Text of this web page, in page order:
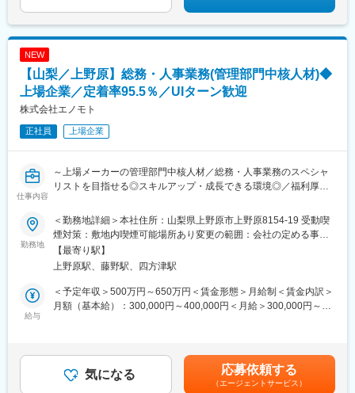
NEW
【山梨／上野原】総務・人事業務(管理部門中核人材)◆
上場企業／定着率95.5％／UIターン歓迎
株式会社エノモト
正社員 上場企業
仕事内容
～上場メーカーの管理部門中核人材／総務・人事業務のスペシャ
リストを目指せる◎スキルアップ・成長できる環境◎／福利厚
■採用背景
・従業員が安心して働ける環境づくりと、組織の持続的な成長を
支える総務・人事ポジションです。制度や運用を支えるだけでな
く、健康経営や従業員エンゲージメント向上にも携わり、会社と
従業員双方を支える役割を担います。
事務局など、従業員が働きやすい環境づくりの業務です。
・人事業務は、人事管理、給与計算、健康診断などの福利厚生面
の充実などの業務です。最近は、健康経営に注力しており、従業
勤務地
＜勤務地詳細＞本社住所：山梨県上野原市上野原8154-19 受動喫
煙対策：敷地内喫煙可能場所あり変更の範囲：会社の定める事業
所【最寄り駅】
上野原駅、藤野駅、四方津駅
給与
＜予定年収＞500万円～650万円＜賃金形態＞月給制＜賃金内訳＞
月額（基本給）：300,000円～400,000円＜月給＞300,000円～
の金額であり、選考を通じて上下する可能性があります。月給(月
額)は固定手当を含めた表記です。
気になる 応募依頼する
（エージェントサービス）